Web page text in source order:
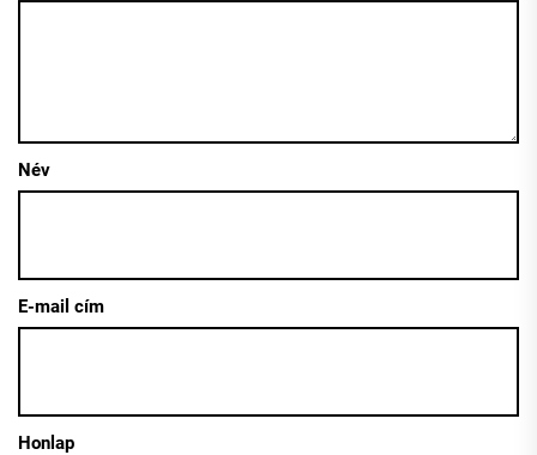
Név
E-mail cím
Honlap